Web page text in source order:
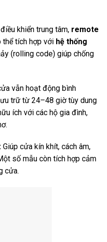
khiển trung tâm, remote
thể tích hợp với hệ thống
(rolling code) giúp chống
vẫn hoạt động bình
trữ từ 24–48 giờ tùy dung
ích với các hộ gia đình,
Giúp cửa kín khít, cách âm,
số mẫu còn tích hợp cảm
cửa.